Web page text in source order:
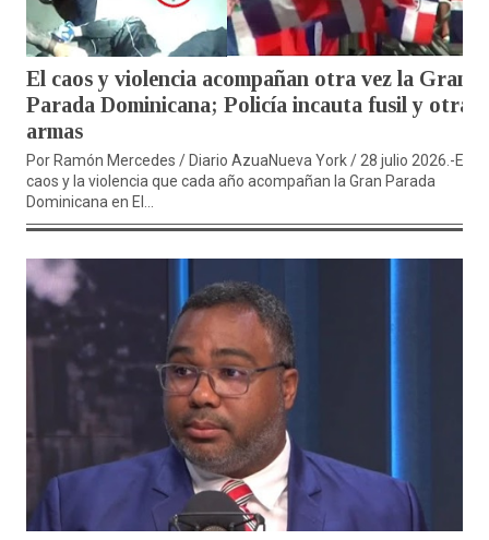
El caos y violencia acompañan otra vez la Gran
Parada Dominicana; Policía incauta fusil y otras
armas
Por Ramón Mercedes / Diario AzuaNueva York / 28 julio 2026.-El
caos y la violencia que cada año acompañan la Gran Parada
Dominicana en El...